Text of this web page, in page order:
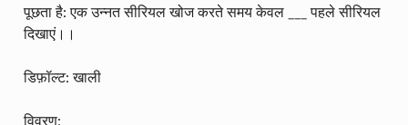
पूछता है: एक उन्नत सीरियल खोज करते समय केवल ___ पहले सीरियल
दिखाएं।।
डिफ़ॉल्ट: खाली
विवरण: